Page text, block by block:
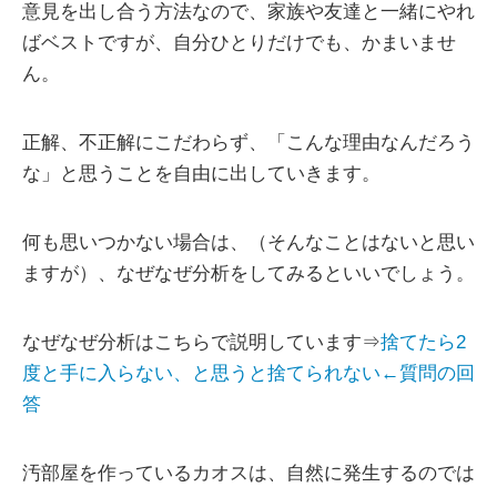
意見を出し合う方法なので、家族や友達と一緒にやれ
ばベストですが、自分ひとりだけでも、かまいませ
ん。
正解、不正解にこだわらず、「こんな理由なんだろう
な」と思うことを自由に出していきます。
何も思いつかない場合は、（そんなことはないと思い
ますが）、なぜなぜ分析をしてみるといいでしょう。
なぜなぜ分析はこちらで説明しています⇒捨てたら2
度と手に入らない、と思うと捨てられない←質問の回
答
汚部屋を作っているカオスは、自然に発生するのでは